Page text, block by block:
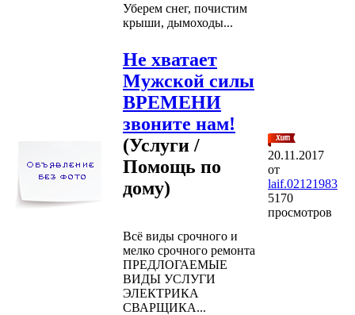
Уберем снег, почистим
крыши, дымоходы...
Не хватает
Мужской силы
ВРЕМЕНИ
звоните нам!
(Услуги /
Помощь по
дому)
Всё виды срочного и
мелко срочного ремонта
ПРЕДЛОГАЕМЫЕ
ВИДЫ УСЛУГИ
ЭЛЕКТРИКА
СВАРЩИКА...
20.11.2017
от
laif.02121983
5170
просмотров